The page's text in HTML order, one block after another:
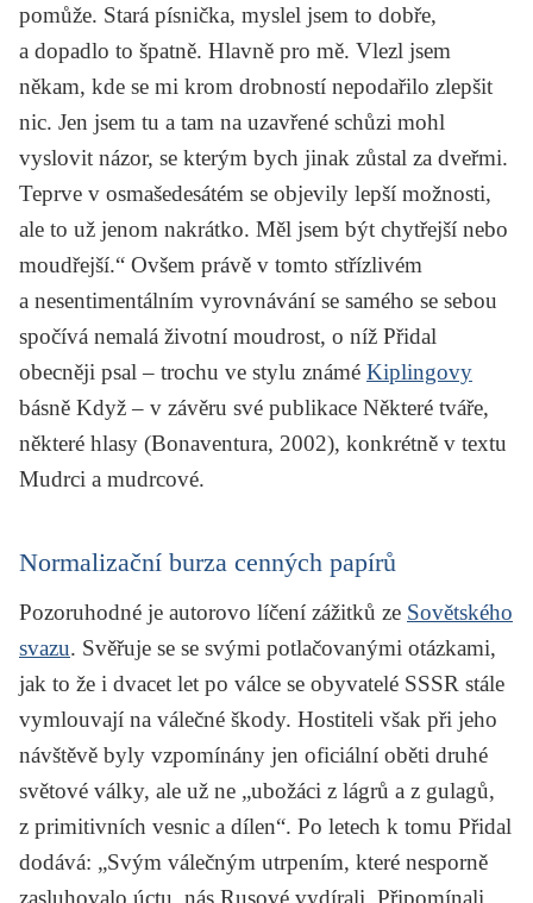
pomůže. Stará písnička, myslel jsem to dobře,
a dopadlo to špatně. Hlavně pro mě. Vlezl jsem
někam, kde se mi krom drobností nepodařilo zlepšit
nic. Jen jsem tu a tam na uzavřené schůzi mohl
vyslovit názor, se kterým bych jinak zůstal za dveřmi.
Teprve v osmašedesátém se objevily lepší možnosti,
ale to už jenom nakrátko. Měl jsem být chytřejší nebo
moudřejší.“ Ovšem právě v tomto střízlivém
a nesentimentálním vyrovnávání se samého se sebou
spočívá nemalá životní moudrost, o níž Přidal
obecněji psal – trochu ve stylu známé Kiplingovy
básně Když– v závěru své publikace Některé tváře,
některé hlasy (Bonaventura, 2002), konkrétně v textu
Mudrci a mudrcové.
Normalizační burza cenných papírů
Pozoruhodné je autorovo líčení zážitků ze Sovětského
svazu. Svěřuje se se svými potlačovanými otázkami,
jak to že i dvacet let po válce se obyvatelé SSSR stále
vymlouvají na válečné škody. Hostiteli však při jeho
návštěvě byly vzpomínány jen oficiální oběti druhé
světové války, ale už ne „ubožáci z lágrů a z gulagů,
z primitivních vesnic a dílen“. Po letech k tomu Přidal
dodává: „Svým válečným utrpením, které nesporně
zasluhovalo úctu, nás Rusové vydírali. Připomínali,